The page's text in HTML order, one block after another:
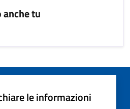
tu
le informazioni